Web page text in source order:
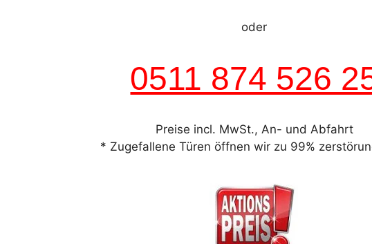
oder
0511 874 526
Preise incl. MwSt., An- und Abfahrt
* Zugefallene Türen öffnen wir zu 99%